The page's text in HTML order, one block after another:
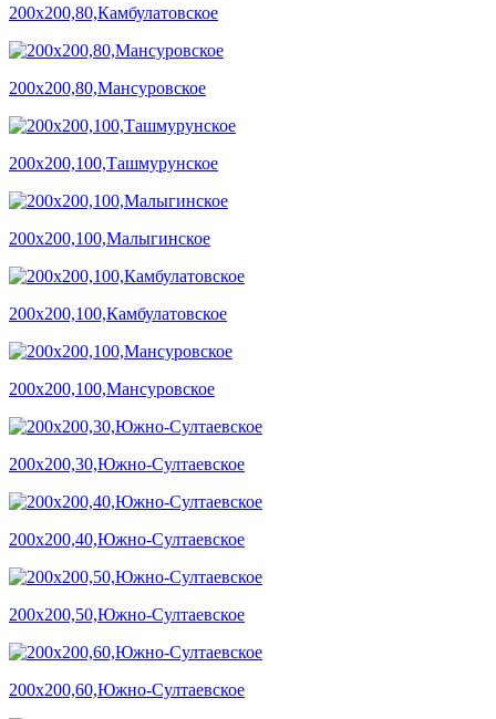
200х200,80,Камбулатовское
200х200,80,Мансуровское
200х200,100,Ташмурунское
200х200,100,Малыгинское
200х200,100,Камбулатовское
200х200,100,Мансуровское
200х200,30,Южно-Султаевское
200х200,40,Южно-Султаевское
200х200,50,Южно-Султаевское
200х200,60,Южно-Султаевское